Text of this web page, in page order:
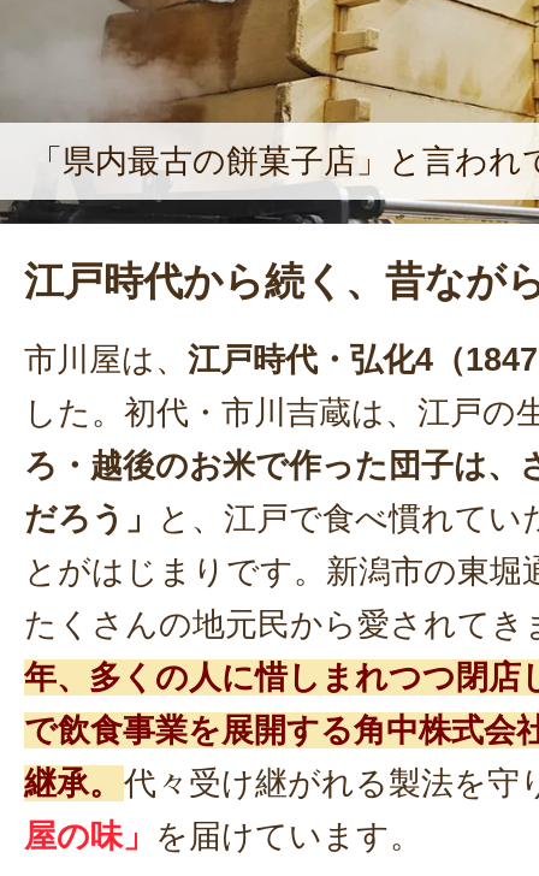
「県内最古の餅菓子店」と言われ
江戸時代から続く、昔なが
市川屋は、 江戸時代・弘化4（
した。初代・市川吉蔵は、江戸の
ろ・越後のお米で作った団子は、
だろう」
と、江戸で食べ慣れてい
とがはじまりです。新潟市の東堀
たくさんの地元民から愛されてき
年、多くの人に惜しまれつつ閉店
で飲食事業を展開する角中株式会
継承。 代々受け継がれる製法を守
屋の味」 を届けています。